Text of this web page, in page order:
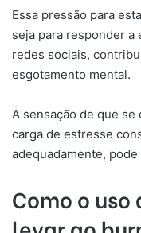
Essa pressão para
seja para responder
redes sociais,
esgotamento mental.
A sensação de que se
carga de estresse
adequadamente,
Como o